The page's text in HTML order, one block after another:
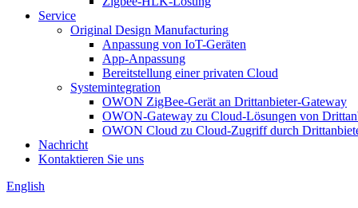
Service
Original Design Manufacturing
Anpassung von IoT-Geräten
App-Anpassung
Bereitstellung einer privaten Cloud
Systemintegration
OWON ZigBee-Gerät an Drittanbieter-Gateway
OWON-Gateway zu Cloud-Lösungen von
OWON Cloud zu Cloud-Zugriff durch
Nachricht
Kontaktieren Sie uns
English